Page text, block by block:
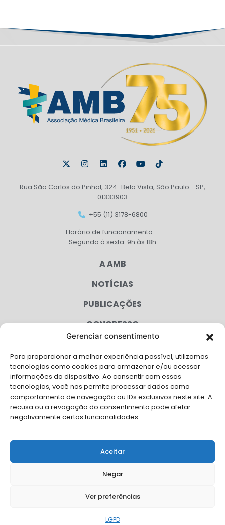
Gerenciar consentimento
Para proporcionar a melhor experiência possível, utilizamos
tecnologias como cookies para armazenar e/ou acessar
informações do dispositivo. Ao consentir com essas
tecnologias, você nos permite processar dados como
comportamento de navegação ou IDs exclusivos neste site. A
recusa ou a revogação do consentimento pode afetar
negativamente certas funcionalidades.
Aceitar
Negar
Ver preferências
LGPD
Rua São Carlos do Pinhal, 324 Bela Vista, São Paulo - SP,
01333903
+55 (11) 3178-6800
Horário de funcionamento:
Segunda à sexta: 9h às 18h
A AMB
NOTÍCIAS
PUBLICAÇÕES
CONGRESSO
CAMPANHAS
SERVIÇOS
FILIADAS
FALE CONOSCO
Solicite Apoio Institucional da AMB para o seu evento